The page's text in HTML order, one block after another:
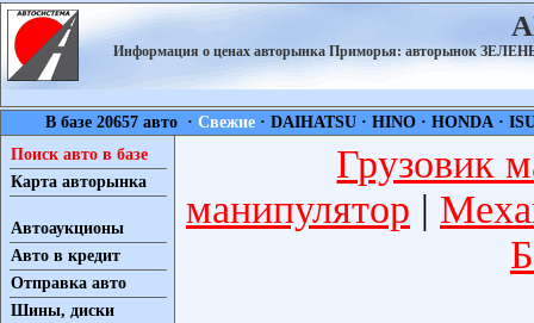
Информация о ценах авторынка Приморья: авторынок
В базе 20657 авто ·Свежие ·DAIHATSU ·HINO ·HONDA ·
Поиск авто в базе
Карта авторынка
Автоаукционы
Авто в кредит
Отправка авто
Шины, диски
Грузовик
манипулятор |